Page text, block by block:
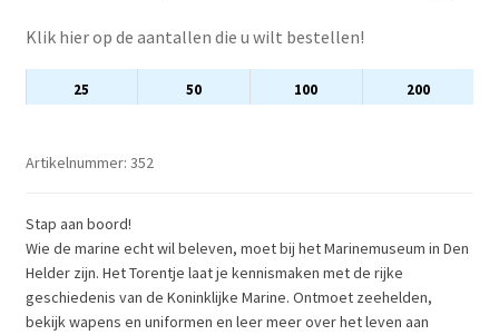
Klik hier op de aantallen die u wilt bestellen!
25 50 100 200
Artikelnummer: 352
Stap aan boord!
Wie de marine echt wil beleven, moet bij het Marinemuseum in Den
Helder zijn. Het Torentje laat je kennismaken met de rijke
geschiedenis van de Koninklijke Marine. Ontmoet zeehelden,
bekijk wapens en uniformen en leer meer over het leven aan